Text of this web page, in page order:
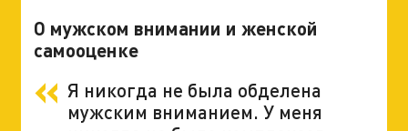
О мужском внимании и женской
самооценке
Я никогда не была обделена
мужским вниманием. У меня